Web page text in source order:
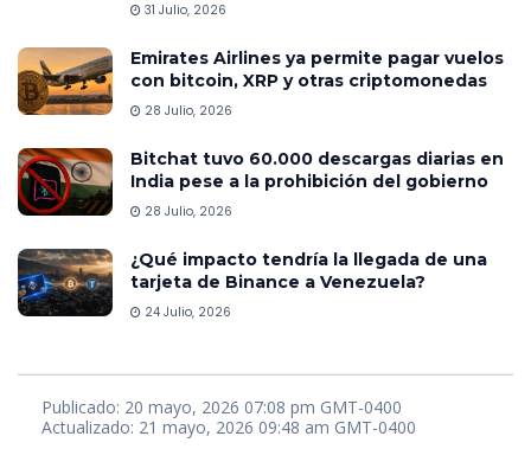
31 Julio, 2026
Emirates Airlines ya permite pagar vuelos
con bitcoin, XRP y otras criptomonedas
28 Julio, 2026
Bitchat tuvo 60.000 descargas diarias en
India pese a la prohibición del gobierno
28 Julio, 2026
¿Qué impacto tendría la llegada de una
tarjeta de Binance a Venezuela?
24 Julio, 2026
Publicado: 20 mayo, 2026 07:08 pm GMT-0400
Actualizado: 21 mayo, 2026 09:48 am GMT-0400